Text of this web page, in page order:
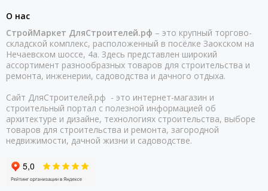
О нас
СтройМаркет ДляСтроителей.рф – это крупный торгово-
складской комплекс, расположенный в посёлке Заокском на
Нечаевском шоссе, 4а. Здесь представлен широкий
ассортимент разнообразных товаров для строительства и
ремонта, инженерии, садоводства и дачного отдыха.
Сайт ДляСтроителей.рф - это интернет-магазин и
строительный портал с полезной информацией об
архитектуре и дизайне, технологиях строительства, выборе
товаров для строительства и ремонта, загородной
недвижимости, дачной жизни и садоводстве.